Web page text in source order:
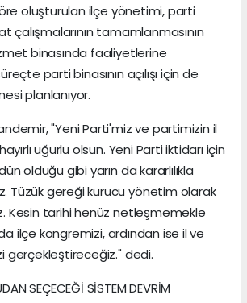
oluşturulan ilçe yönetimi, parti
çalışmalarının tamamlanmasının
binasında faaliyetlerine
parti binasının açılışı için de
planlanıyor.
"Yeni Parti'miz ve partimizin il
uğurlu olsun. Yeni Parti iktidarı için
olduğu gibi yarın da kararlılıkla
Tüzük gereği kurucu yönetim olarak
Kesin tarihi henüz netleşmemekle
ilçe kongremizi, ardından ise il ve
gerçekleştireceğiz." dedi.
SEÇECEĞİ SİSTEM DEVRİM